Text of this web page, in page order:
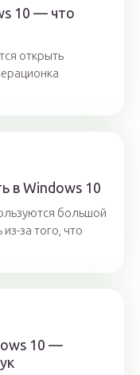
10 — что
открыть
в Windows 10
большой
за того, что
10 —